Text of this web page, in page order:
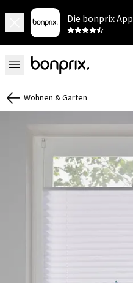
Die bonprix App
Wohnen & Garten